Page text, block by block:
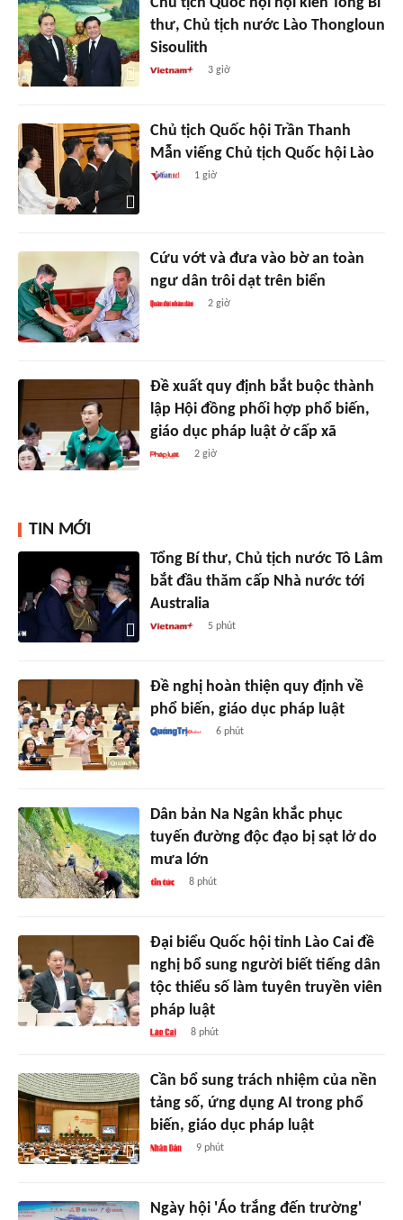
thư, Chủ tịch nước Lào Thongloun
Sisoulith
3 giờ
Chủ tịch Quốc hội Trần Thanh
Mẫn viếng Chủ tịch Quốc hội Lào
1 giờ
Cứu vớt và đưa vào bờ an toàn
ngư dân trôi dạt trên biển
2 giờ
Đề xuất quy định bắt buộc thành
lập Hội đồng phối hợp phổ biến,
giáo dục pháp luật ở cấp xã
2 giờ
TIN MỚI
Tổng Bí thư, Chủ tịch nước Tô Lâm
bắt đầu thăm cấp Nhà nước tới
Australia
5 phút
Đề nghị hoàn thiện quy định về
phổ biến, giáo dục pháp luật
6 phút
Dân bản Na Ngân khắc phục
tuyến đường độc đạo bị sạt lở do
mưa lớn
8 phút
Đại biểu Quốc hội tỉnh Lào Cai đề
nghị bổ sung người biết tiếng dân
tộc thiểu số làm tuyên truyền viên
pháp luật
8 phút
Cần bổ sung trách nhiệm của nền
tảng số, ứng dụng AI trong phổ
biến, giáo dục pháp luật
9 phút
Ngày hội 'Áo trắng đến trường'